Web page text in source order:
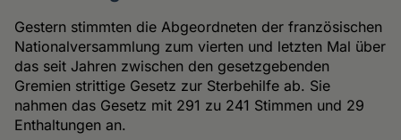
Gestern stimmten die Abgeordneten der französischen
Nationalversammlung zum vierten und letzten Mal über
das seit Jahren zwischen den gesetzgebenden
Gremien strittige Gesetz zur Sterbehilfe ab. Sie
nahmen das Gesetz mit 291 zu 241 Stimmen und 29
Enthaltungen an.